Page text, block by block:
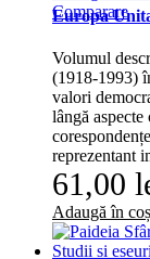
Comparare
Europa
Volumul
(1918-1993)
valori
lângă
reprezentant
61,00
Adaugă în coș